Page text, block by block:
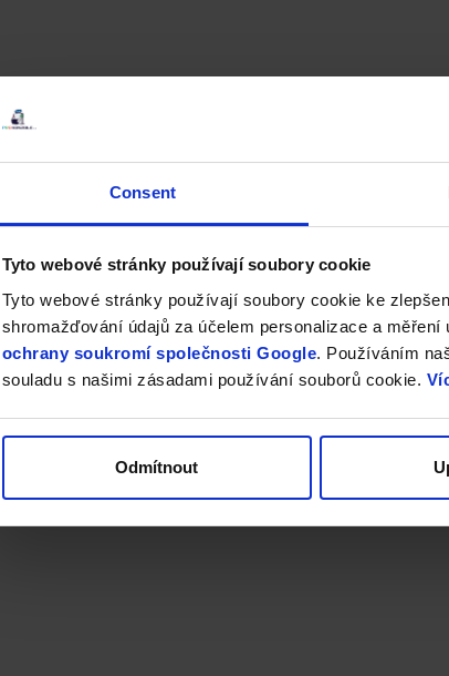
Consent
Tyto webové stránky používají soubory cookie
Tyto webové stránky používají soubory cookie ke
shromažďování údajů za účelem personalizace a
ochrany soukromí společnosti Google. Používáním
souladu s našimi zásadami používání souborů cookie.
Odmítnout